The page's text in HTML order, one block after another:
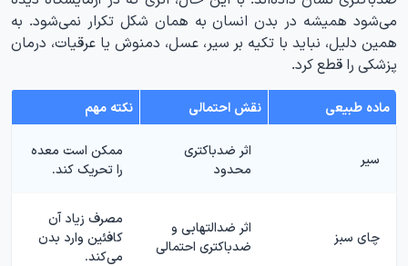
می‌شود همیشه در بدن انسان به همان شکل تکرار نمی‌شود. به
همین دلیل، نباید با تکیه بر سیر، عسل، دمنوش یا عرقیات، درمان
پزشکی را قطع کرد.
ماده طبیعی نقش احتمالی نکته مهم
سیر
اثر ضدباکتری
محدود
ممکن است معده
را تحریک کند.
چای سبز
اثر ضدالتهابی و
ضدباکتری احتمالی
مصرف زیاد آن
کافئین وارد بدن
می‌کند.